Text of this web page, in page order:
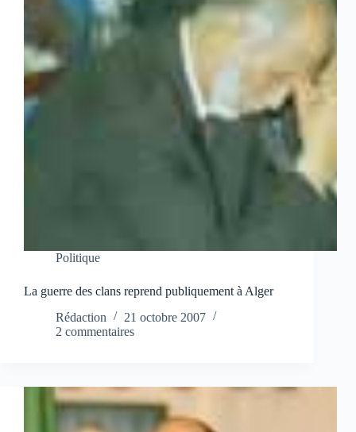
Politique
La guerre des clans reprend publiquement à Alger
Rédaction
21 octobre 2007
2 commentaires